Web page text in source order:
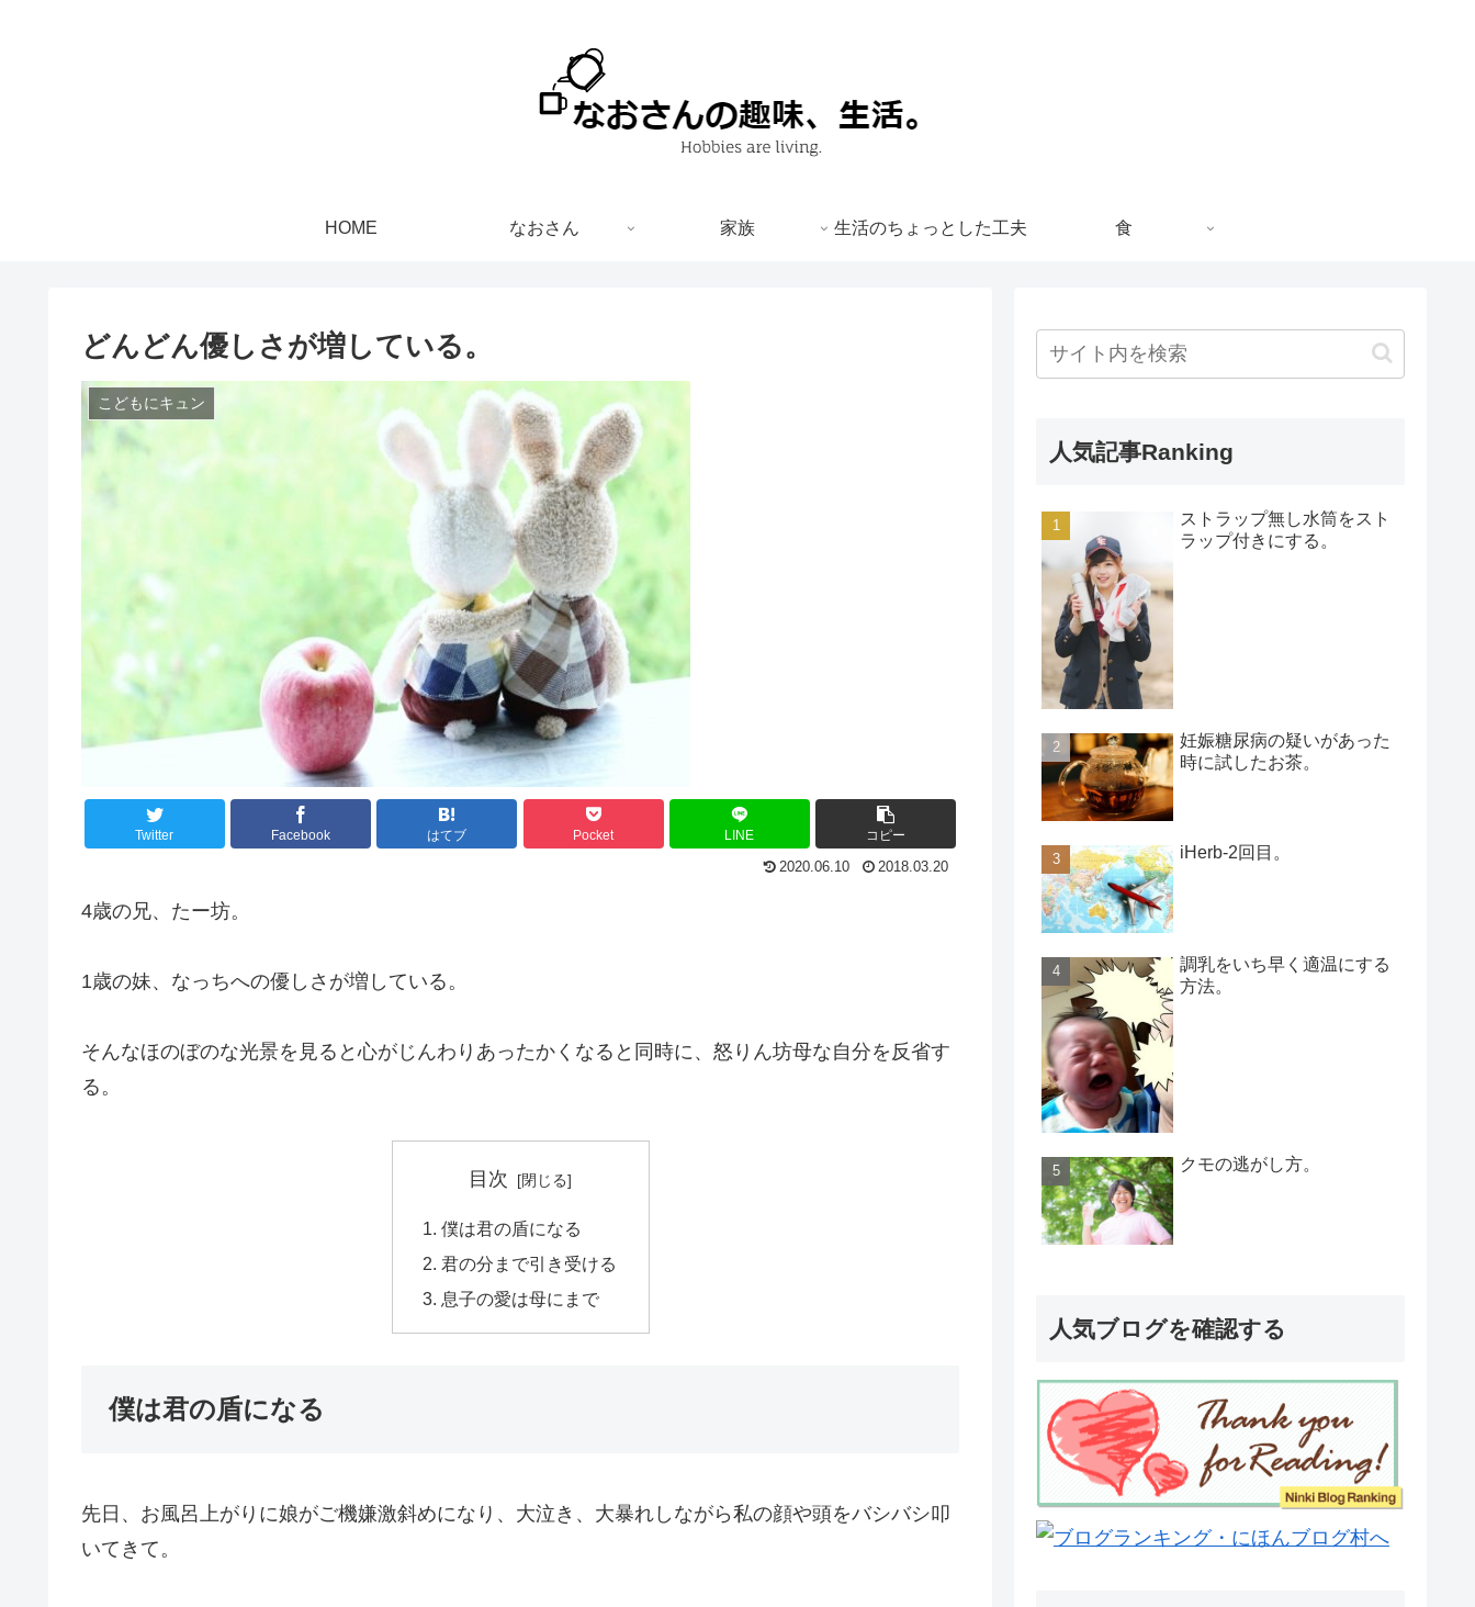
HOME なおさん 家族 生活のちょっとした工夫 食
どんどん優しさが増している。
こどもにキュン
Twitter Facebook はてブ Pocket LINE コピー
2020.06.10 2018.03.20
4歳の兄、たー坊。
1歳の妹、なっちへの優しさが増している。
そんなほのぼのな光景を見ると心がじんわりあったかくなると同時に、怒りん坊母な自分を反省す
る。
目次
僕は君の盾になる
君の分まで引き受ける
息子の愛は母にまで
僕は君の盾になる
先日、お風呂上がりに娘がご機嫌激斜めになり、大泣き、大暴れしながら私の顔や頭をバシバシ叩
いてきて。
人気記事Ranking
ストラップ無し水筒をスト
ラップ付きにする。
妊娠糖尿病の疑いがあった
時に試したお茶。
iHerb-2回目。
調乳をいち早く適温にする
方法。
クモの逃がし方。
人気ブログを確認する